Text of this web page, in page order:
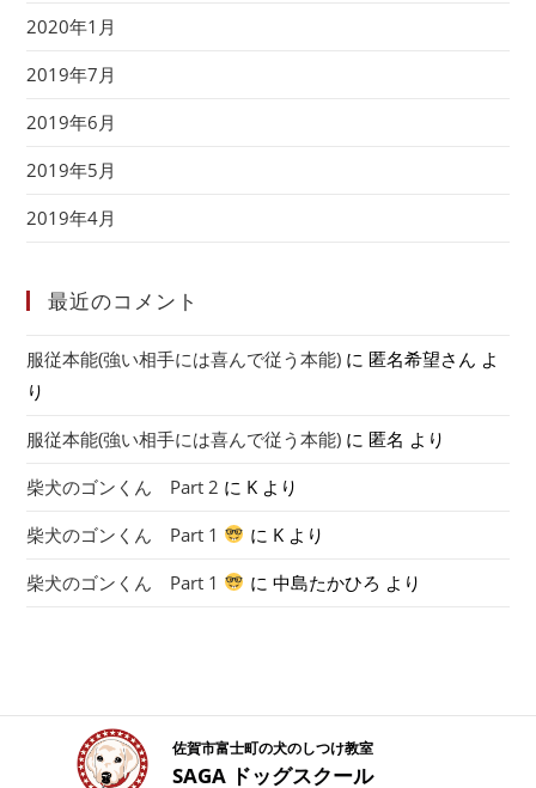
2020年1月
2019年7月
2019年6月
2019年5月
2019年4月
最近のコメント
服従本能(強い相手には喜んで従う本能) に 匿名希望さん よ
り
服従本能(強い相手には喜んで従う本能) に 匿名 より
柴犬のゴンくん Part 2 に K より
柴犬のゴンくん Part 1
に Kより
柴犬のゴンくん Part 1
に 中島たかひろ より
佐賀市富士町の犬のしつけ教室
SAGA ドッグスクール